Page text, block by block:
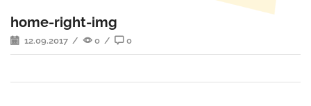
home-right-img
12.09.2017 / 0 / 0